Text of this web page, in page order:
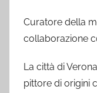
Curatore della
collaborazione
La città di
pittore di origini